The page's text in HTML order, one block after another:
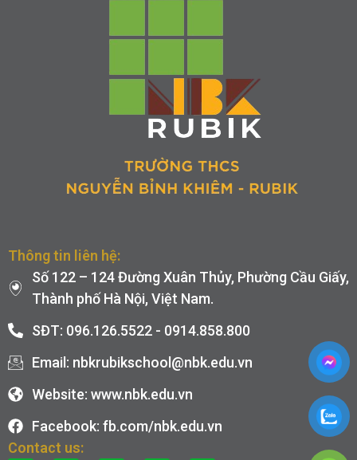
Thông tin liên hệ:
Số 122 – 124 Đường Xuân Thủy, Phường Cầu Giấy,
Thành phố Hà Nội, Việt Nam.
SĐT: 096.126.5522 - 0914.858.800
Email: nbkrubikschool@nbk.edu.vn
Website: www.nbk.edu.vn
Facebook: fb.com/nbk.edu.vn
Contact us: